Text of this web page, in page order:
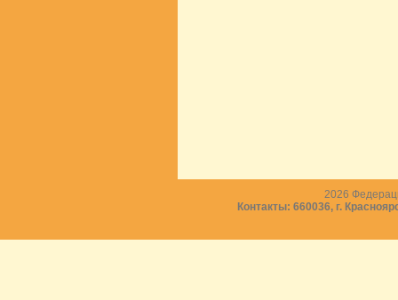
2026
Контакты: 660036, г.